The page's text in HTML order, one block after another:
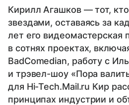
Кирилл Агашков — тот,
звездами, оставаясь за
лет его видеомастерская
в сотнях проектах,
BadComedian, работу с
и трэвел-шоу «Пора
для Hi-Tech.Mail.ru Кир
принципах индустрии и